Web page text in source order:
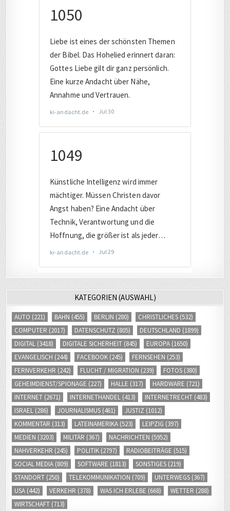
KATEGORIEN (AUSWAHL)
AUTO (221) BAHN (455) BERLIN (280) CHRISTLICHES (532)
COMPUTER (2017) DATENSCHUTZ (805) DEUTSCHLAND (1899)
DIGITAL (3418) DIGITALE SICHERHEIT (845) EUROPA (1650)
EVANGELISCH (244) FACEBOOK (245) FERNSEHEN (253)
FERNVERKEHR (242) FLUCHT / MIGRATION (239) FOTOS (380)
GEHEIMDIENST/SPIONAGE (227) HALLE (317) HARDWARE (721)
INTERNET (2671) INTERNETHANDEL (413) INTERNETRECHT (483)
ISRAEL (286) JOURNALISMUS (461) JUSTIZ (1012)
KOMMENTAR (313) LATEINAMERIKA (523) LEIPZIG (397)
MEDIEN (3203) MILITÄR (367) NACHRICHTEN (5952)
NAHVERKEHR (245) POLITIK (2797) RADIOBEITRÄGE (515)
SOCIAL MEDIA (809) SOFTWARE (1813) SONSTIGES (219)
STANDORT (250) TELEKOMMUNIKATION (709) UNTERWEGS (367)
USA (442) VERKEHR (378) WAS ICH ERLEBE (668) WETTER (288)
WIRTSCHAFT (713)